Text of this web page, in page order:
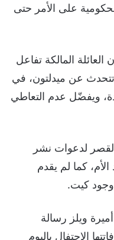
على الأمر حتى
المالكة تفاعل
تتحدث عن ميدلتون، في
ويفضّل عدم التعاطي
لدعوات نشر
كما لم يقدم
كيت.
ويلز رسالة
الاحتفال باليوم